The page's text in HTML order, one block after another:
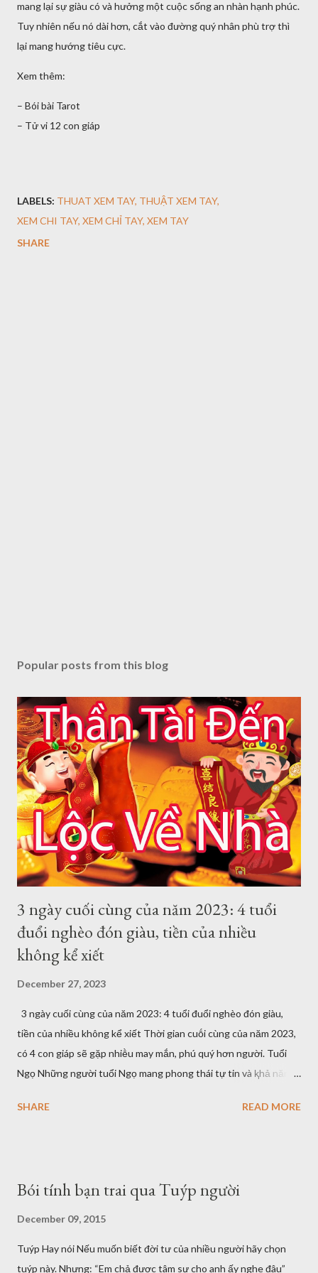
mang lại sự giàu có và hưởng một cuộc sống an nhàn hạnh phúc.
Tuy nhiên nếu nó dài hơn, cắt vào đường quý nhân phù trợ thì
lại mang hướng tiêu cực.
Xem thêm:
– Bói bài Tarot
– Tử vi 12 con giáp
LABELS: THUAT XEM TAY THUẬT XEM TAY
XEM CHI TAY XEM CHỈ TAY XEM TAY
SHARE
Popular posts from this blog
3 ngày cuối cùng của năm 2023: 4 tuổi
đuổi nghèo đón giàu, tiền của nhiều
không kể xiết
December 27, 2023
3 ngày cuối cùng của năm 2023: 4 tuổi đuổi nghèo đón giàu,
tiền của nhiều không kể xiết Thời gian cuṓi cùng của năm 2023,
có 4 con giáp sẽ gặp nhiḕu may mắn, phú quý hơn người. Tuổi
Ngọ Những người tuổi Ngọ mang phong thái tự tin và ⱪhả năng
mạnh mẽ và ⱪhả năng chạy ᵭường dài cao. Hơn hḗt, với tính
lực của cấp trên và ᵭṑng nghiệp. Mọi dự ᵭịnh và ⱪḗ hoạch ᵭã ᵭḕ
ⱪhởi sắc hơn trước, bạn sẽ ⱪhȏng phải lo lắng vḕ ⱪhoản chi tiêu
SHARE READ MORE
Bói tính bạn trai qua Tuýp người
December 09, 2015
Tuýp Hay nói Nếu muốn biết đời tư của nhiều người hãy chọn
tuýp này. Nhưng: “Em chả được tâm sự cho anh ấy nghe đâu”